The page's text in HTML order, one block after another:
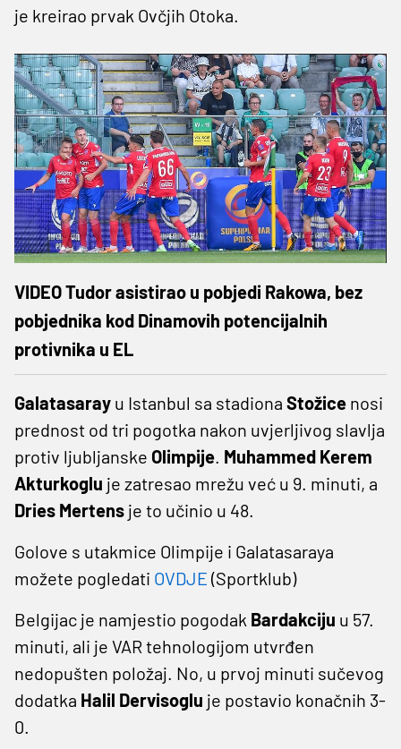
je kreirao prvak Ovčjih Otoka.
VIDEO Tudor asistirao u pobjedi Rakowa, bez
pobjednika kod Dinamovih potencijalnih
protivnika u EL
Galatasaray u Istanbul sa stadiona Stožice nosi
prednost od tri pogotka nakon uvjerljivog slavlja
protiv ljubljanske Olimpije. Muhammed Kerem
Akturkoglu je zatresao mrežu već u 9. minuti, a
Dries Mertens je to učinio u 48.
Golove s utakmice Olimpije i Galatasaraya
možete pogledati OVDJE (Sportklub)
Belgijac je namjestio pogodak Bardakciju u 57.
minuti, ali je VAR tehnologijom utvrđen
nedopušten položaj. No, u prvoj minuti sučevog
dodatka Halil Dervisoglu je postavio konačnih 3-
0.